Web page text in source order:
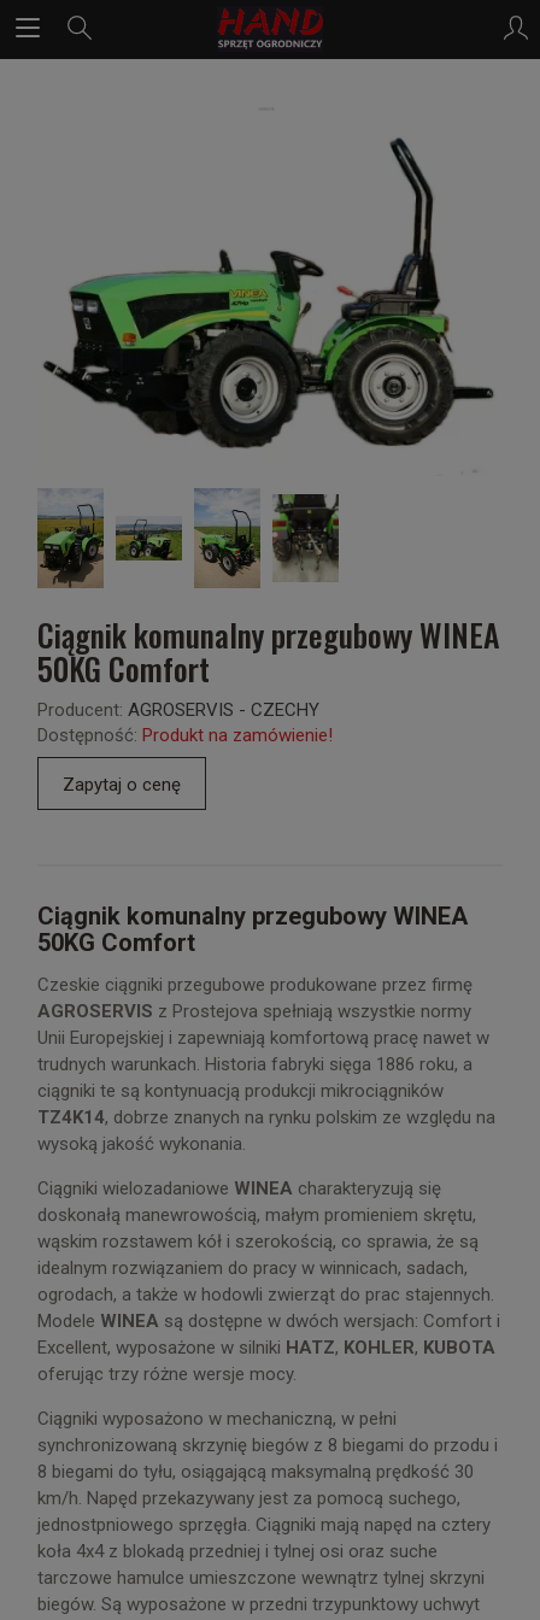
Ciągnik komunalny przegubowy WINEA
50KG Comfort
Producent: AGROSERVIS - CZECHY
Dostępność: Produkt na zamówienie!
Zapytaj o cenę
Ciągnik komunalny przegubowy WINEA
50KG Comfort
Czeskie ciągniki przegubowe produkowane przez firmę
AGROSERVIS z Prostejova spełniają wszystkie normy
Unii Europejskiej i zapewniają komfortową pracę nawet w
trudnych warunkach. Historia fabryki sięga 1886 roku, a
ciągniki te są kontynuacją produkcji mikrociągników
TZ4K14, dobrze znanych na rynku polskim ze względu na
wysoką jakość wykonania.
Ciągniki wielozadaniowe WINEA charakteryzują się
doskonałą manewrowością, małym promieniem skrętu,
wąskim rozstawem kół i szerokością, co sprawia, że są
idealnym rozwiązaniem do pracy w winnicach, sadach,
ogrodach, a także w hodowli zwierząt do prac stajennych.
Modele WINEA są dostępne w dwóch wersjach: Comfort i
Excellent, wyposażone w silniki HATZ, KOHLER, KUBOTA
oferując trzy różne wersje mocy.
Ciągniki wyposażono w mechaniczną, w pełni
synchronizowaną skrzynię biegów z 8 biegami do przodu i
8 biegami do tyłu, osiągającą maksymalną prędkość 30
km/h. Napęd przekazywany jest za pomocą suchego,
jednostpniowego sprzęgła. Ciągniki mają napęd na cztery
koła 4x4 z blokadą przedniej i tylnej osi oraz suche
tarczowe hamulce umieszczone wewnątrz tylnej skrzyni
biegów. Są wyposażone w przedni trzypunktowy uchwyt